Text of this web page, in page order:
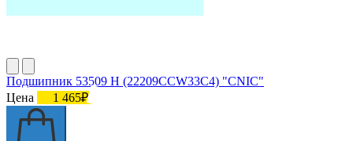
Подшипник 53509 Н (22209CCW33C4) "CNIC"
Цена
1 465₽